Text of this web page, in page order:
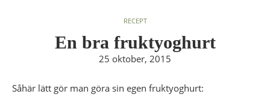
RECEPT
En bra fruktyoghurt
25 oktober, 2015
Såhär lätt gör man göra sin egen fruktyoghurt: